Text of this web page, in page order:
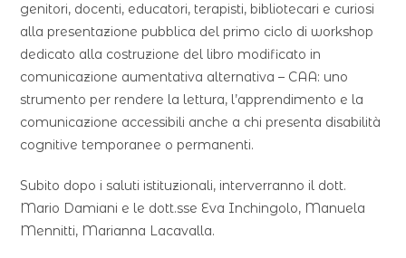
genitori, docenti, educatori, terapisti, bibliotecari e curiosi
alla presentazione pubblica del primo ciclo di workshop
dedicato alla costruzione del libro modificato in
comunicazione aumentativa alternativa – CAA: uno
strumento per rendere la lettura, l’apprendimento e la
comunicazione accessibili anche a chi presenta disabilità
cognitive temporanee o permanenti.
Subito dopo i saluti istituzionali, interverranno il dott.
Mario Damiani e le dott.sse Eva Inchingolo, Manuela
Mennitti, Marianna Lacavalla.